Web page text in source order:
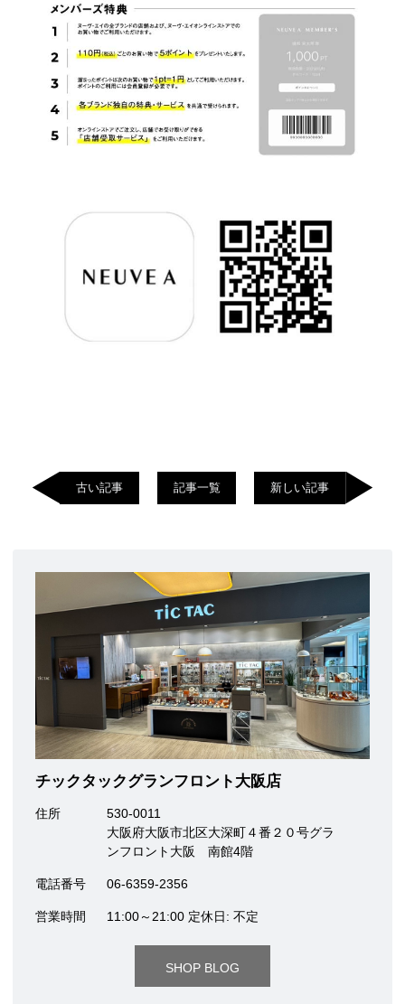
古い記事 記事一覧 新しい記事
チックタックグランフロント大阪店
住所
530-0011
大阪府大阪市北区大深町４番２０号グラ
ンフロント大阪 南館4階
電話番号 06-6359-2356
営業時間 11:00～21:00 定休日: 不定
SHOP BLOG